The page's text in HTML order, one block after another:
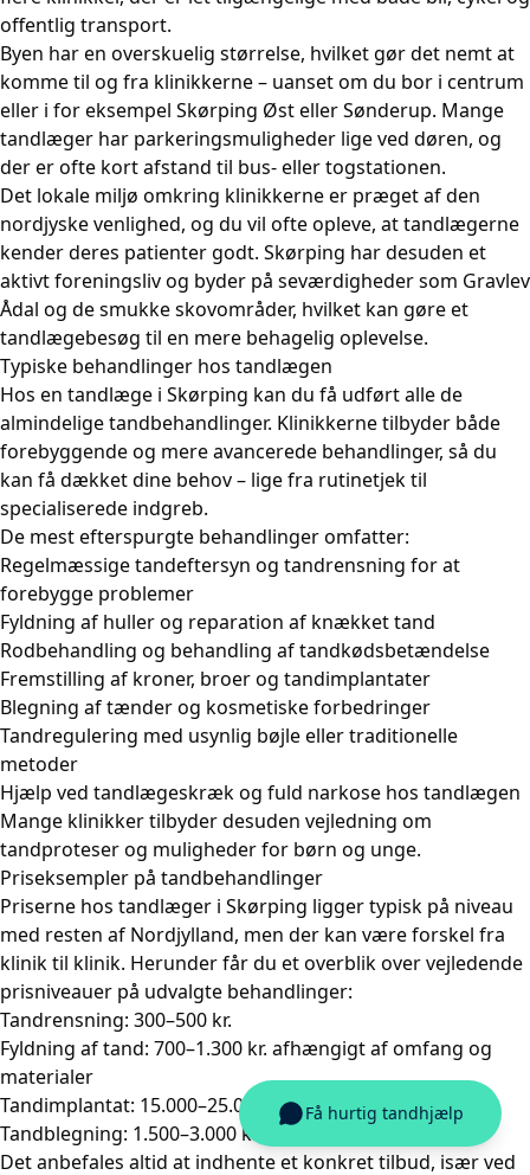
offentlig transport.
Byen har en overskuelig størrelse, hvilket gør det nemt at
komme til og fra klinikkerne – uanset om du bor i centrum
eller i for eksempel Skørping Øst eller Sønderup. Mange
tandlæger har parkeringsmuligheder lige ved døren, og
der er ofte kort afstand til bus- eller togstationen.
Det lokale miljø omkring klinikkerne er præget af den
nordjyske venlighed, og du vil ofte opleve, at tandlægerne
kender deres patienter godt. Skørping har desuden et
aktivt foreningsliv og byder på seværdigheder som Gravlev
Ådal og de smukke skovområder, hvilket kan gøre et
tandlægebesøg til en mere behagelig oplevelse.
Typiske behandlinger hos tandlægen
Hos en tandlæge i Skørping kan du få udført alle de
almindelige tandbehandlinger. Klinikkerne tilbyder både
forebyggende og mere avancerede behandlinger, så du
kan få dækket dine behov – lige fra rutinetjek til
specialiserede indgreb.
De mest efterspurgte behandlinger omfatter:
Regelmæssige tandeftersyn og tandrensning for at
forebygge problemer
Fyldning af huller og reparation af knækket tand
Rodbehandling og behandling af tandkødsbetændelse
Fremstilling af kroner, broer og tandimplantater
Blegning af tænderog kosmetiske forbedringer
Tandregulering med usynlig bøjleeller traditionelle
metoder
Hjælp ved tandlægeskræk og fuld narkose hos tandlægen
Mange klinikker tilbyder desuden vejledning om
tandproteserog muligheder for børn og unge.
Priseksempler på tandbehandlinger
Priserne hos tandlæger i Skørping ligger typisk på niveau
med resten af Nordjylland, men der kan være forskel fra
klinik til klinik. Herunder får du et overblik over vejledende
prisniveauer på udvalgte behandlinger:
Tandrensning: 300–500 kr.
Fyldning af tand: 700–1.300 kr. afhængigt af omfang og
materialer
Tandimplantat: 15.000–25.000 kr. pr. tand
Tandblegning: 1.500–3.000 kr.
Det anbefales altid at indhente et konkret tilbud, især ved